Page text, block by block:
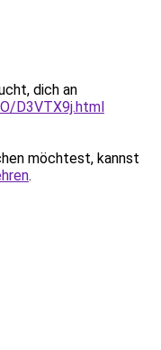
dich an
D3VTX9j.html
möchtest, kannst
.